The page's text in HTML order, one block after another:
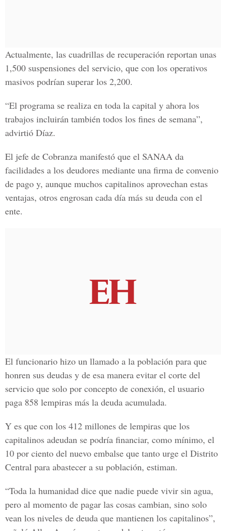
Actualmente, las cuadrillas de recuperación reportan unas
1,500 suspensiones del servicio, que con los operativos
masivos podrían superar los 2,200.
“El programa se realiza en toda la capital y ahora los
trabajos incluirán también todos los fines de semana”,
advirtió Díaz.
El jefe de Cobranza manifestó que el SANAA da
facilidades a los deudores mediante una firma de convenio
de pago y, aunque muchos capitalinos aprovechan estas
ventajas, otros engrosan cada día más su deuda con el
ente.
El funcionario hizo un llamado a la población para que
honren sus deudas y de esa manera evitar el corte del
servicio que solo por concepto de conexión, el usuario
paga 858 lempiras más la deuda acumulada.
Y es que con los 412 millones de lempiras que los
capitalinos adeudan se podría financiar, como mínimo, el
10 por ciento del nuevo embalse que tanto urge el Distrito
Central para abastecer a su población, estiman.
“Toda la humanidad dice que nadie puede vivir sin agua,
pero al momento de pagar las cosas cambian, sino solo
vean los niveles de deuda que mantienen los capitalinos”,